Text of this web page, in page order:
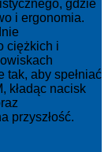
gdzie
i ergonomia.
ciężkich i
tak, aby spełniać
kładąc nacisk
przyszłość.